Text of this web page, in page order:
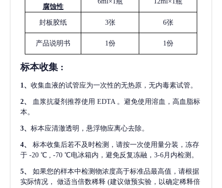
腐蚀性
封板胶纸 3张 6张
产品说明书 1份 1份
标本收集 :
1、 收集血液的试管应为一次性的无热原，无内毒素试管。
2、 血浆抗凝剂推荐使用 EDTA 。避免使用溶血，高血脂标
本。
3、 标本应清澈透明，悬浮物应离心去除。
4、
标本收集后若不及时检测，请按一次使用量分装，冻存
于 -20 ℃ , -70 ℃电冰箱内，避免反复冻融，3-6月内检测。
5、
如果您的样本中检测物浓度高于标准品最高值，请根据
实际情况，
做适当倍数稀释 (建议做预实验，以确定稀释倍